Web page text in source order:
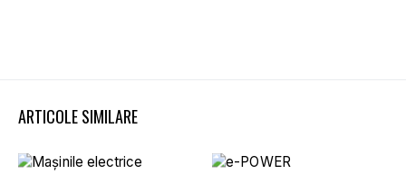
ARTICOLE SIMILARE